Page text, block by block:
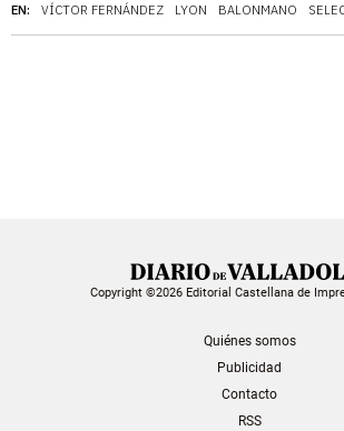
EN: VÍCTOR FERNÁNDEZ LYON BALONMANO
Copyright ©2026 Editorial Castellana de
Quiénes somos
Publicidad
Contacto
RSS